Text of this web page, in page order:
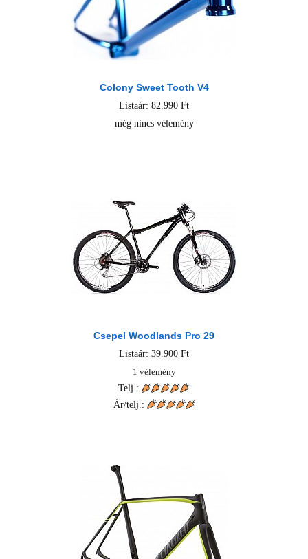
Colony Sweet Tooth V4
Listaár: 82.990 Ft
még nincs vélemény
Csepel Woodlands Pro 29
Listaár: 39.900 Ft
1 vélemény
Telj.:
Ár/telj.: